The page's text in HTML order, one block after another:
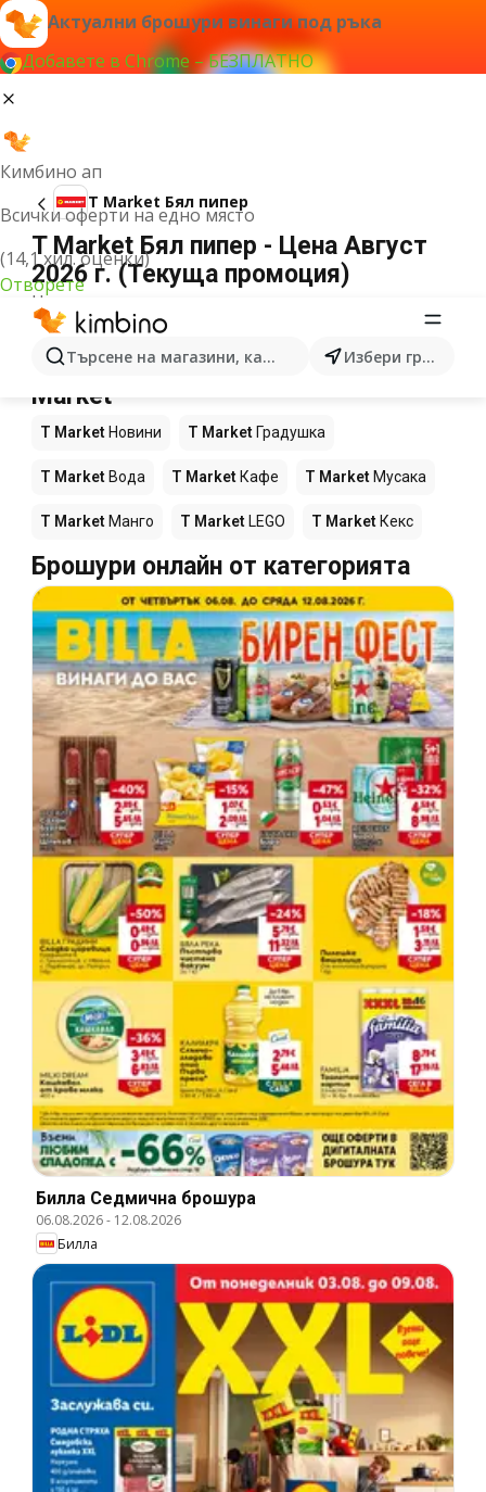
Актуални брошури винаги под ръка
Добавете в Chrome – БЕЗПЛАТНО
Кимбино ап
Всички оферти на едно място
(14,1 хил. оценки)
Отворете
Търсене на магазини, категории, продукти...Избери град
T Market Бял пипер
T Market Бял пипер - Цена Август
2026 г. (Текуща промоция)
Не можахме да намерим резултати за този
термин.
Още продукти в магазините T
Market
T Market Новини T Market Градушка
T Market Вода T Market Кафе T Market Мусака
T Market Манго T Market LEGO T Market Кекс
Брошури онлайн от категорията
Билла Cедмична брошура
06.08.2026- 12.08.2026
Билла